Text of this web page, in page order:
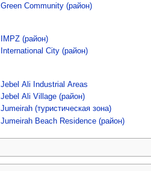
Green Community (район)
IMPZ (район)
International City (район)
Jebel Ali Industrial Areas
Jebel Ali Village (район)
Jumeirah (туристическая зона)
Jumeirah Beach Residence (район)